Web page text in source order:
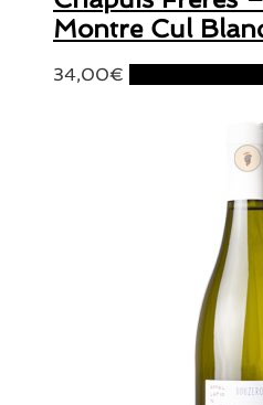
Montre Cul
34,00€